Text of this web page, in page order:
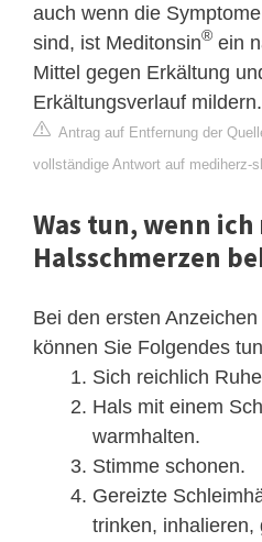
auch wenn die
sind, ist Meditonsin® ein
Mittel gegen Erkältung
Erkältungsverlauf mildern.
Antrag auf Entfernung der
vollständige Antwort auf mediherz-
Was tun, wenn ich
Halsschmerzen
Bei den ersten
können Sie Folgendes
Sich reichlich
Hals mit einem
warmhalten.
Stimme schonen.
Gereizte
trinken, inhalieren,